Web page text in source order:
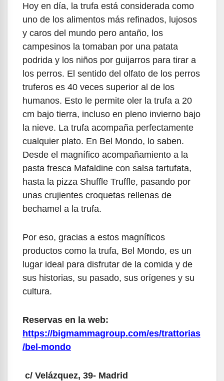
Hoy en día, la trufa está considerada como
uno de los alimentos más refinados, lujosos
y caros del mundo pero antaño, los
campesinos la tomaban por una patata
podrida y los niños por guijarros para tirar a
los perros. El sentido del olfato de los perros
truferos es 40 veces superior al de los
humanos. Esto le permite oler la trufa a 20
cm bajo tierra, incluso en pleno invierno bajo
la nieve. La trufa acompaña perfectamente
cualquier plato. En Bel Mondo, lo saben.
Desde el magnífico acompañamiento a la
pasta fresca Mafaldine con salsa tartufata,
hasta la pizza Shuffle Truffle, pasando por
unas crujientes croquetas rellenas de
bechamel a la trufa.
Por eso, gracias a estos magníficos
productos como la trufa, Bel Mondo, es un
lugar ideal para disfrutar de la comida y de
sus historias, su pasado, sus orígenes y su
cultura.
Reservas en la web:
https://bigmammagroup.com/es/trattorias
/bel-mondo
c/ Velázquez, 39- Madrid